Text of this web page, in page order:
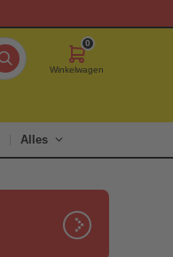
0
Winkelwagen
Alles